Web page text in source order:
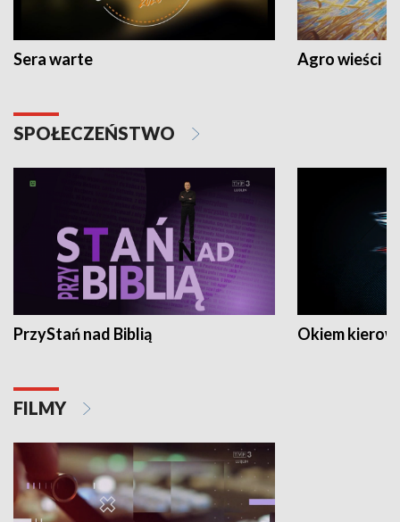
Sera warte Agro wieści
SPOŁECZEŃSTWO
PrzyStań nad Biblią Okiem
FILMY